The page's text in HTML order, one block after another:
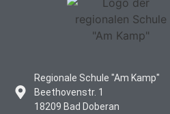
Regionale Schule "Am Kamp"
Beethovenstr. 1
18209 Bad Doberan